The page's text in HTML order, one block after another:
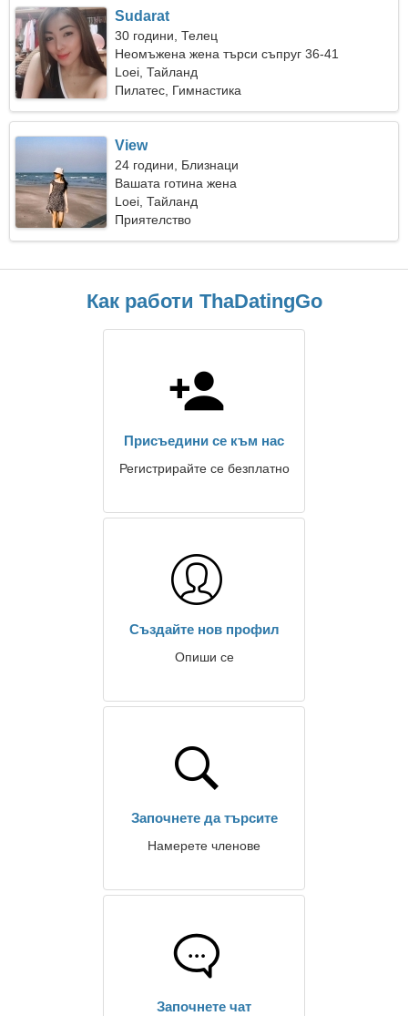
Sudarat
30 години, Телец
Неомъжена жена търси съпруг 36-41
Loei, Тайланд
Пилатес, Гимнастика
View
24 години, Близнаци
Вашата готина жена
Loei, Тайланд
Приятелство
Как работи ThaDatingGo
Присъедини се към нас
Регистрирайте се безплатно
Създайте нов профил
Опиши се
Започнете да търсите
Намерете членове
Започнете чат